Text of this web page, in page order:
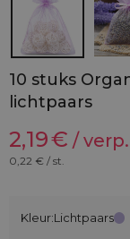
10 stuks
lichtpaars
2,19€ / verp.
0,22 € / st.
Kleur:Lichtpaars